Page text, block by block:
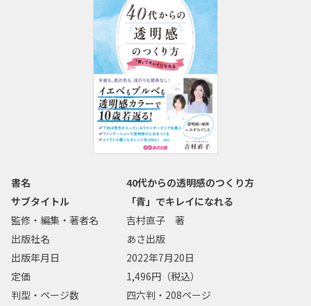
書名
40代からの透明感のつくり方
サブタイトル
「青」でキレイになれる
監修・編集・著者名
吉村直子 著
出版社名
あさ出版
出版年月日
2022年7月20日
定価
1,496円（税込）
判型・ページ数
四六判・208ページ